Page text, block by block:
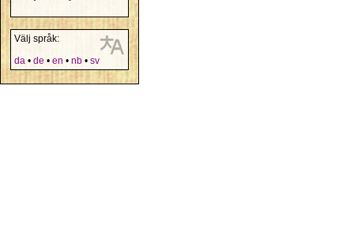
Välj språk:
da • de • en • nb • sv